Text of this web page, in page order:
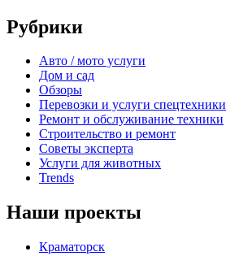
Рубрики
Авто / мото услуги
Дом и сад
Обзоры
Перевозки и услуги спецтехники
Ремонт и обслуживание техники
Строительство и ремонт
Советы эксперта
Услуги для животных
Trends
Наши проекты
Краматорск